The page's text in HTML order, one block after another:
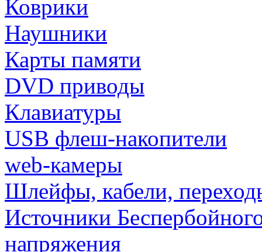
Коврики
Наушники
Карты памяти
DVD приводы
Клавиатуры
USB флеш-накопители
web-камеры
Шлейфы, кабели,
Источники
напряжения